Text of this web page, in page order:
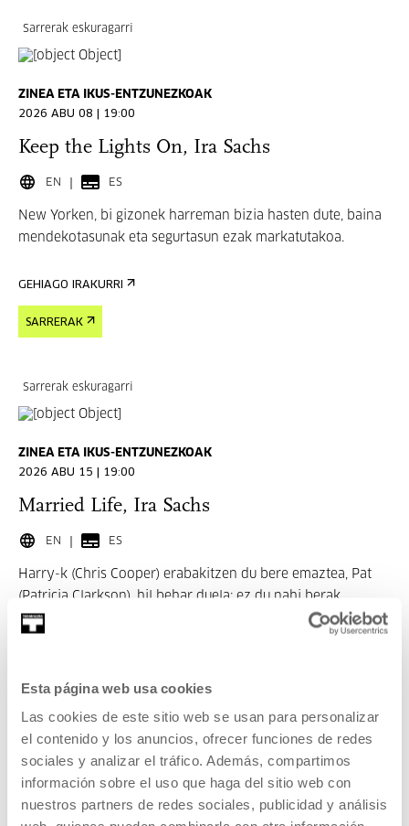
Esta página web usa cookies
Las cookies de este sitio web se usan para personalizar
el contenido y los anuncios, ofrecer funciones de redes
sociales y analizar el tráfico. Además, compartimos
información sobre el uso que haga del sitio web con
nuestros partners de redes sociales, publicidad y análisis
Sarrerak eskuragarri
ZINEA ETA IKUS-ENTZUNEZKOAK
2026 ABU 08 | 19:00
Keep the Lights On, Ira Sachs
EN ES
New Yorken, bi gizonek harreman bizia hasten dute, baina
mendekotasunak eta segurtasun ezak markatutakoa.
GEHIAGO IRAKURRI
SARRERAK
Sarrerak eskuragarri
ZINEA ETA IKUS-ENTZUNEZKOAK
2026 ABU 15 | 19:00
Married Life, Ira Sachs
EN ES
Harry-k (Chris Cooper) erabakitzen du bere emaztea, Pat
(Patricia Clarkson), hil behar duela; ez du nahi berak
sufritzerik uzten duenean.
Sarrerak eskuragarri